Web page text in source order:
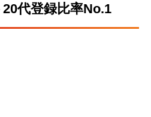
20代登録比率No.1